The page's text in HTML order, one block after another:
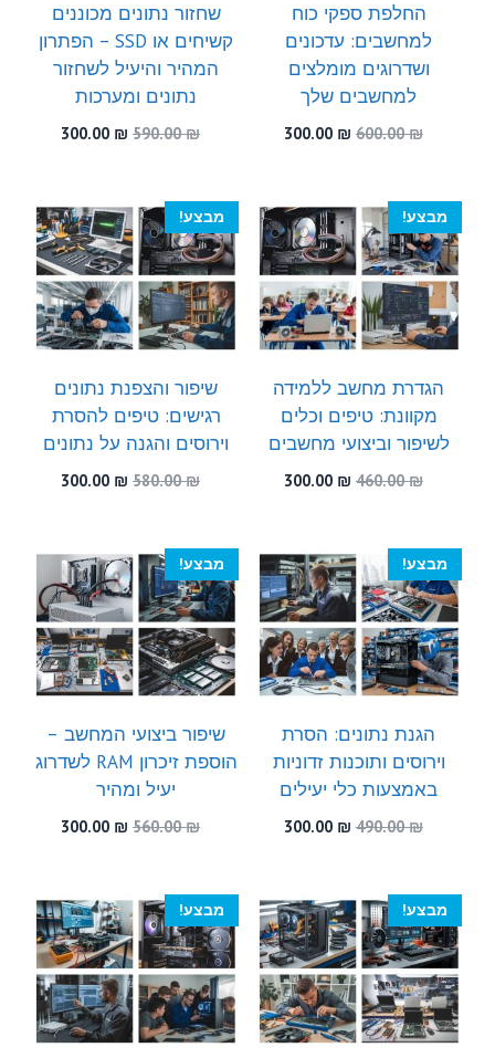
החלפת ספקי כוח
למחשבים: עדכונים
ושדרוגים מומלצים
למחשבים שלך
600.00₪
המחיר
600.00 ₪.
300.00 ₪
300.00 ₪.
שחזור נתונים מכוננים
קשיחים או SSD – הפתרון
המהיר והיעיל לשחזור
נתונים ומערכות
590.00₪
המחיר
590.00 ₪.
300.00 ₪
המחיר
300.00 ₪.
מבצע!
הגדרת מחשב ללמידה
מקוונת: טיפים וכלים
לשיפור וביצועי מחשבים
460.00₪
המחיר
460.00 ₪.
300.00 ₪
300.00 ₪.
מבצע!
שיפור והצפנת נתונים
רגישים: טיפים להסרת
וירוסים והגנה על נתונים
580.00₪
המחיר
580.00 ₪.
300.00 ₪
המחיר
300.00 ₪.
מבצע!
הגנת נתונים: הסרת
וירוסים ותוכנות זדוניות
באמצעות כלי יעילים
490.00₪
המחיר
490.00 ₪.
300.00 ₪
300.00 ₪.
מבצע!
שיפור ביצועי המחשב –
הוספת זיכרון RAM לשדרוג
יעיל ומהיר
560.00₪
המחיר
560.00 ₪.
300.00 ₪
המחיר
300.00 ₪.
מבצע! מבצע!